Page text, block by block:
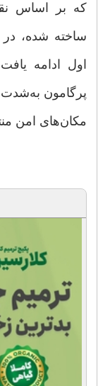
که بر اساس
اول ادامه
پرگامون به‌شدت
مکان‌های امن